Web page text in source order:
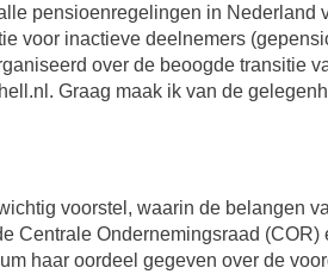
pensioenregelingen in Nederland
voor inactieve deelnemers
over de beoogde transitie
Graag maak ik van de
voorstel, waarin de belangen
Centrale Ondernemingsraad (COR)
haar oordeel gegeven over de